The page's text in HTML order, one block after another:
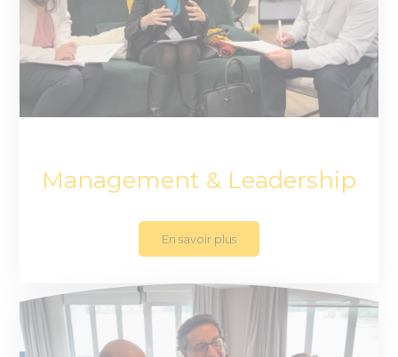
Management & Leadership
En savoir plus